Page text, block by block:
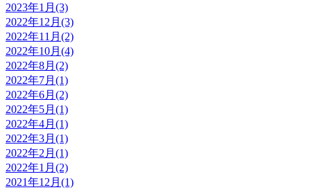
2023年1月(3)
2022年12月(3)
2022年11月(2)
2022年10月(4)
2022年8月(2)
2022年7月(1)
2022年6月(2)
2022年5月(1)
2022年4月(1)
2022年3月(1)
2022年2月(1)
2022年1月(2)
2021年12月(1)